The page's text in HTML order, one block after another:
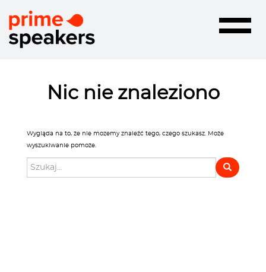
Toggle
Nic nie znaleziono
Wygląda na to, że nie mozemy znaleźć tego, czego szukasz. Może
wyszukiwanie pomoże.
Szukaj: